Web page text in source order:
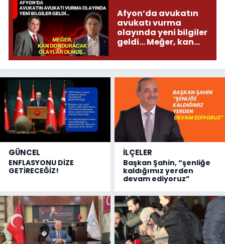
Afyon’da avukatın
avukatı vurma
olayında yeni bilgiler
geldi... Meğer, kan
olmuş...
GÜNCEL
ENFLASYONU DİZE
GETİRECEĞİZ!
İLÇELER
Başkan Şahin, “şenliğe
kaldığımız yerden
devam ediyoruz”